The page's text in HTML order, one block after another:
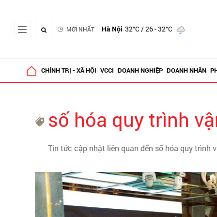
MỚI NHẤT Hà Nội 32°C/ 26 - 32°C
CHÍNH TRỊ - XÃ HỘI VCCI DOANH NGHIỆP DOANH NHÂN
số hóa quy trình
Tin tức cập nhật liên quan đến số hóa quy trình